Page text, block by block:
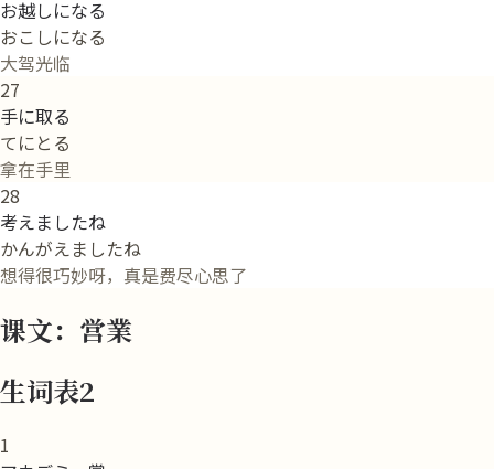
お越しになる
おこしになる
大驾光临
27
手に取る
てにとる
拿在手里
28
考えましたね
かんがえましたね
想得很巧妙呀，真是费尽心思了
课文：営業
生词表2
1